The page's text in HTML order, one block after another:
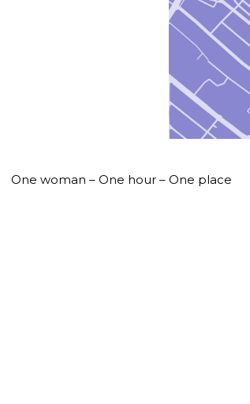
One woman – One hour – One place